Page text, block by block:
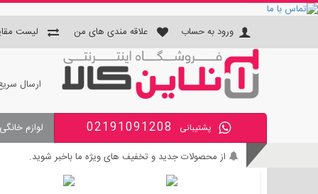
ورود به حساب علاقه مندی های من لیست
ارسال
پشتیبانی 02191091208 لوازم
از محصولات جدید و تخفیف های ویژه ما باخبر شوید.
بی واسطه و مطمئن خرید کنید.